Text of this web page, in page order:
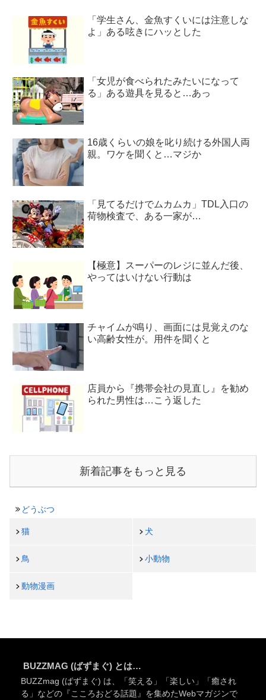
「学生さん、金魚すくいには注意しな
よ」ある呟きにハッとした
「女児が食べられたみたいになって
る」ある遊具を見ると…あっ
16歳くらいの娘を叱り続ける外国人両
親。ワケを聞くと…マジか
「見てるだけでムカムカ」TDL入口の
荷物検査で、ある一家が…
【極意】スーパーのレジに並んだ後、
やってはいけない行動は
チャイムが鳴り、画面には見覚えのな
い高齢女性が。用件を聞くと
店員から『携帯会社の見直し』を勧め
られた男性は…こう返した
新着記事をもっと見る
どうぶつ
猫 犬
鳥 小動物
動物漫画
BUZZMAG (ばずまぐ) とは…
BUZZmag (ばずまぐ) は、「笑える」「楽しい」「癒され
る」などの『こころおどる話題』を集めたWebマガジンで